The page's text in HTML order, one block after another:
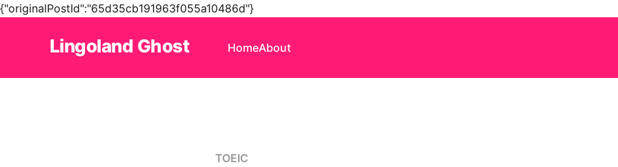
{"originalPostId":"65d35cb191963f055a10486d"}
Lingoland Ghost HomeAbout
TOEIC